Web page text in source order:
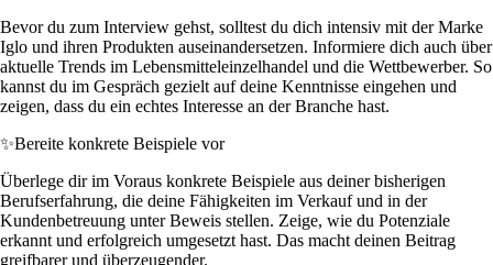
Bevor du zum Interview gehst, solltest du dich intensiv mit der Marke
Iglo und ihren Produkten auseinandersetzen. Informiere dich auch über
aktuelle Trends im Lebensmitteleinzelhandel und die Wettbewerber. So
kannst du im Gespräch gezielt auf deine Kenntnisse eingehen und
zeigen, dass du ein echtes Interesse an der Branche hast.
✨Bereite konkrete Beispiele vor
Überlege dir im Voraus konkrete Beispiele aus deiner bisherigen
Berufserfahrung, die deine Fähigkeiten im Verkauf und in der
Kundenbetreuung unter Beweis stellen. Zeige, wie du Potenziale
erkannt und erfolgreich umgesetzt hast. Das macht deinen Beitrag
greifbarer und überzeugender.